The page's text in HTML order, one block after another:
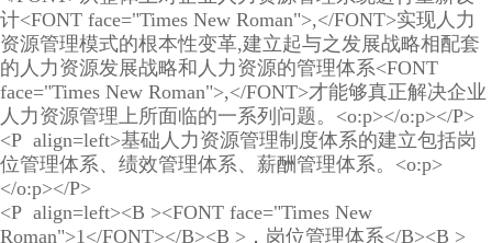
计<FONT face="Times New Roman">,</FONT>实现人力
资源管理模式的根本性变革,建立起与之发展战略相配套
的人力资源发展战略和人力资源的管理体系<FONT
face="Times New Roman">,</FONT>才能够真正解决企业
人力资源管理上所面临的一系列问题。<o:p></o:p></P>
<P align=left>基础人力资源管理制度体系的建立包括岗
位管理体系、绩效管理体系、薪酬管理体系。<o:p>
</o:p></P>
<P align=left><B ><FONT face="Times New
Roman">1</FONT></B><B >．岗位管理体系</B><B >